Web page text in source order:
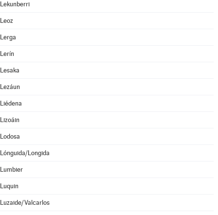
Lekunberri
Leoz
Lerga
Lerín
Lesaka
Lezáun
Liédena
Lizoáin
Lodosa
Lónguida/Longida
Lumbier
Luquin
Luzaide/Valcarlos